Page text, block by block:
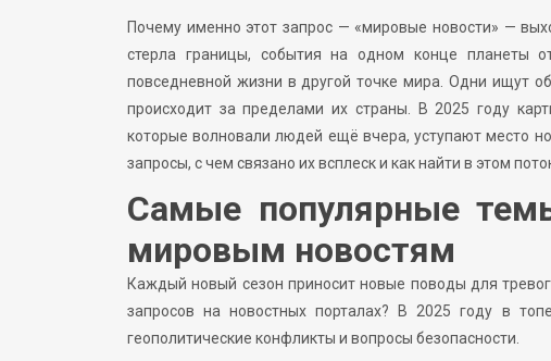
Почему именно этот запрос — «мировые новости» —
стерла границы, события на одном конце планеты
повседневной жизни в другой точке мира. Одни ищут
происходит за пределами их страны. В 2025 году
которые волновали людей ещё вчера, уступают место
запросы, с чем связано их всплеск и как найти в этом
Самые популярные
мировым новостям
Каждый новый сезон приносит новые поводы для
запросов на новостных порталах? В 2025 году в
геополитические конфликты и вопросы безопасности.